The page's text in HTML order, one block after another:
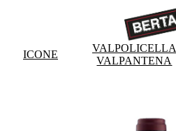
ICONE
VALPOLICELLA
VALPANTENA